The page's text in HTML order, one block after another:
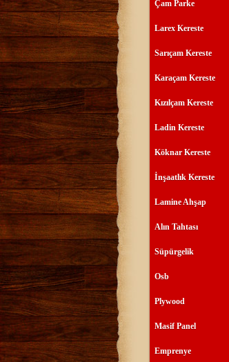
Çam Parke
Larex Kereste
Sarıçam Kereste
Karaçam Kereste
Kızılçam Kereste
Ladin Kereste
Köknar Kereste
İnşaatlık Kereste
Lamine Ahşap
Alın Tahtası
Süpürgelik
Osb
Plywood
Masif Panel
Emprenye